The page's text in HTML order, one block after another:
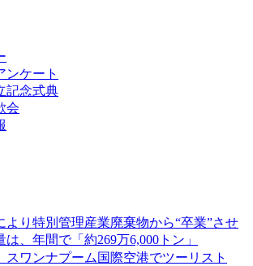
ンケート
記念式典
会
より特別管理産業廃棄物から“卒業”させ
は、年間で「約269万6,000トン」
スワンナプーム国際空港でツーリスト